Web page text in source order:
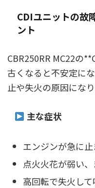
CDIユニットの故
ント
CBR250RR MC22の
古くなると不安定に
止や失火の原因になり
主な症状
エンジンが急に止
点火火花が弱い
高回転で失火し